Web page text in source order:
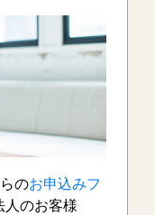
のお申込みフ
人のお客様